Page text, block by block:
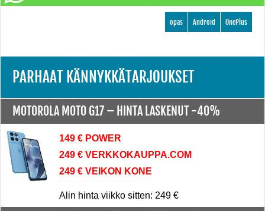
OnePlus
Android
opas
PARHAAT KÄNNYKKÄTARJOUKSET
MOTOROLA MOTO G17 – HINTA LASKENUT -40%
149 € POWER
249 € VERKKOKAUPPA.COM
249 € VEIKON KONE
Alin hinta viikko sitten: 249 €